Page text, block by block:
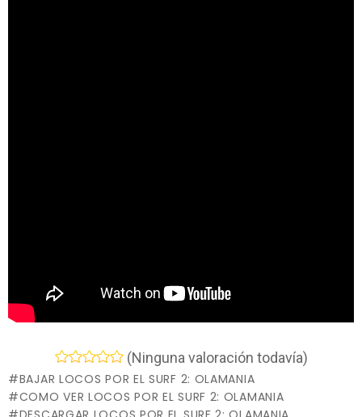
(Ninguna valoración todavía)
BAJAR LOCOS POR EL SURF 2: OLAMANIA
COMO VER LOCOS POR EL SURF 2: OLAMANIA